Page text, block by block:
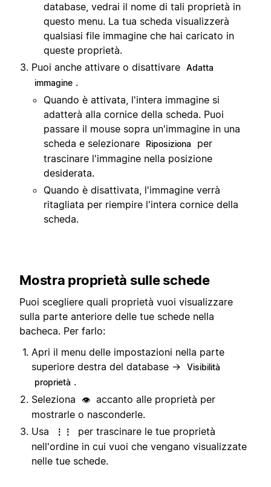
database, vedrai il nome di tali proprietà in
questo menu. La tua scheda visualizzerà
qualsiasi file immagine che hai caricato in
queste proprietà.
Puoi anche attivare o disattivare Adatta
immagine .
Quando è attivata, l'intera immagine si
adatterà alla cornice della scheda. Puoi
passare il mouse sopra un'immagine in una
scheda e selezionare
Riposiziona
per
trascinare l'immagine nella posizione
desiderata.
Quando è disattivata, l'immagine verrà
ritagliata per riempire l'intera cornice della
scheda.
Mostra proprietà sulle schede
Puoi scegliere quali proprietà vuoi visualizzare
sulla parte anteriore delle tue schede nella
bacheca. Per farlo:
Apri il menu delle impostazioni nella parte
superiore destra del database →
Visibilità
proprietà .
Seleziona
👁️ accanto alle proprietà per
mostrarle o nasconderle.
Usa
⋮⋮
per trascinare le tue proprietà
nell'ordine in cui vuoi che vengano visualizzate
nelle tue schede.